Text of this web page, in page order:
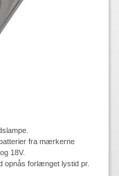
fra mærkerne
18V.
opnås forlænget lystid pr.